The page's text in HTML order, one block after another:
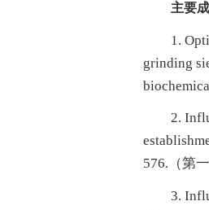
主要
1.
grinding
2.
576.（第
3.